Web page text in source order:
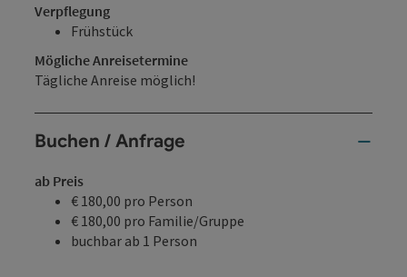
Verpflegung
Frühstück
Mögliche Anreisetermine
Tägliche Anreise möglich!
Buchen / Anfrage
ab Preis
€ 180,00 pro Person
€ 180,00 pro Familie/Gruppe
buchbar ab 1 Person